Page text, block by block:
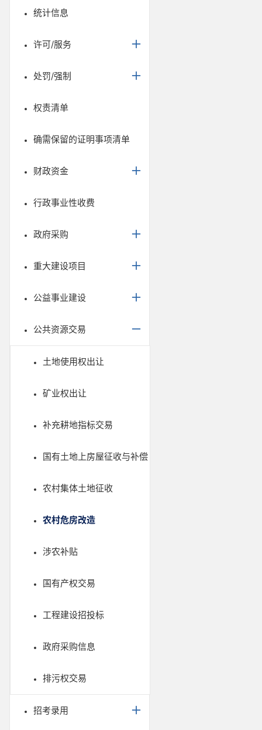
统计信息
许可/服务
处罚/强制
权责清单
确需保留的证明事项清单
财政资金
行政事业性收费
政府采购
重大建设项目
公益事业建设
公共资源交易
土地使用权出让
矿业权出让
补充耕地指标交易
国有土地上房屋征收与补偿
农村集体土地征收
农村危房改造
涉农补贴
国有产权交易
工程建设招投标
政府采购信息
排污权交易
招考录用